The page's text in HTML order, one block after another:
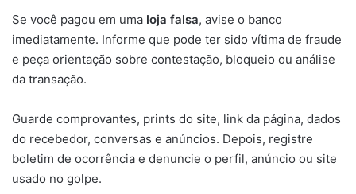
Se você pagou em uma loja falsa, avise o banco
imediatamente. Informe que pode ter sido vítima de fraude
e peça orientação sobre contestação, bloqueio ou análise
da transação.
Guarde comprovantes, prints do site, link da página, dados
do recebedor, conversas e anúncios. Depois, registre
boletim de ocorrência e denuncie o perfil, anúncio ou site
usado no golpe.